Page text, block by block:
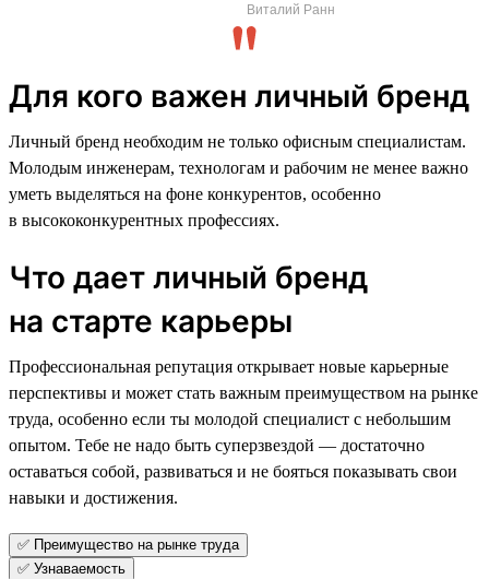
Виталий Ранн
Для кого важен личный бренд
Личный бренд необходим не только офисным специалистам.
Молодым инженерам, технологам и рабочим не менее важно
уметь выделяться на фоне конкурентов, особенно
в высококонкурентных профессиях.
Что дает личный бренд
на старте карьеры
Профессиональная репутация открывает новые карьерные
перспективы и может стать важным преимуществом на рынке
труда, особенно если ты молодой специалист с небольшим
опытом. Тебе не надо быть суперзвездой — достаточно
оставаться собой, развиваться и не бояться показывать свои
навыки и достижения.
✅ Преимущество на рынке труда
✅ Узнаваемость